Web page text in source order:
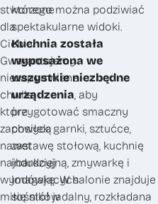
stworzone
dla
Ciebie.
Gwarantujemy
niezapomniane
chwile,
które
zachwycą
nawet
najbardziej
wymagających
miłośników
którego można podziwiać
spektakularne widoki.
Kuchnia została
wyposażona we
wszystkie niezbędne
urządzenia, aby
przygotować smaczny
posiłek: garnki, sztućce,
zastawę stołową, kuchnię
indukcyjną, zmywarkę i
lodówkę. W salonie znajduje
się stół jadalny, rozkładana